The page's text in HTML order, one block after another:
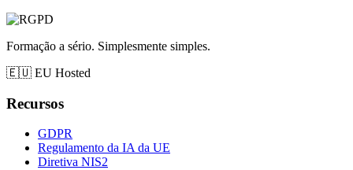
Formação a sério. Simplesmente simples.
🇪🇺 EU Hosted
Recursos
GDPR
Regulamento da IA da UE
Diretiva NIS2